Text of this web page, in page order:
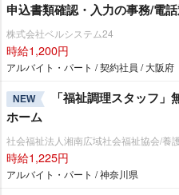
申込書類確認・入力の事務/電
株式会社ベルシステム24
時給1,200円
アルバイト・パート / 契約社員 / 大阪府
NEW
「福祉調理スタッフ
ホーム
社会福祉法人湘南広域社会福祉協会/養
時給1,225円
アルバイト・パート / 神奈川県